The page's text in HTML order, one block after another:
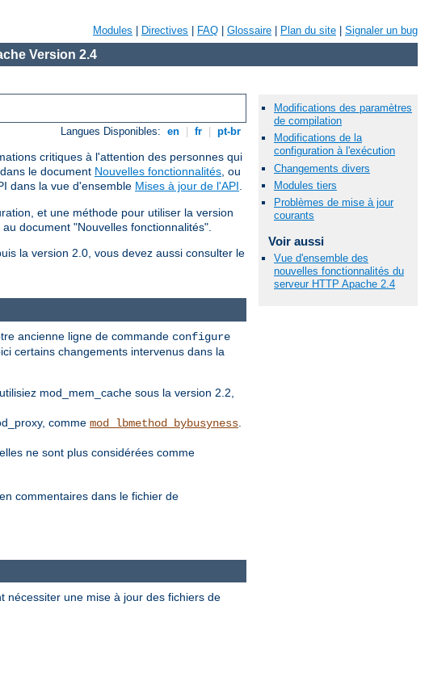
Modules Directives FAQ Glossaire Plan du site Signaler un bug
Version 2.4
Langues Disponibles: en fr pt-br
critiques à l'attention des personnes qui
le document Nouvelles fonctionnalités, ou
dans la vue d'ensemble Mises à jour de l'API.
et une méthode pour utiliser la version
document "Nouvelles fonctionnalités".
la version 2.0, vous devez aussi consulter le
ancienne ligne de commande configure
certains changements intervenus dans la
mod_mem_cache sous la version 2.2,
comme mod_lbmethod_bybusyness
ne sont plus considérées comme
commentaires dans le fichier de
nécessiter une mise à jour des fichiers de
Modifications des paramètres
de compilation
Modifications de la
configuration à l'exécution
Changements divers
Modules tiers
Problèmes de mise à jour
courants
Voir aussi
Vue d'ensemble des
nouvelles fonctionnalités du
serveur HTTP Apache 2.4